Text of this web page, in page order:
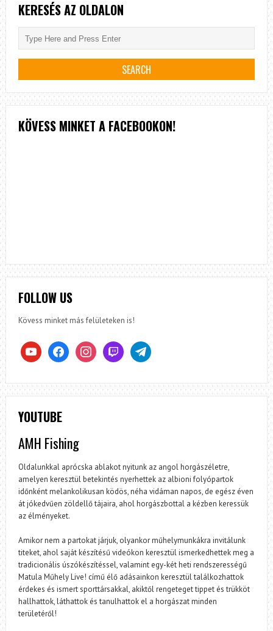
KERESÉS AZ OLDALON
KÖVESS MINKET A FACEBOOKON!
FOLLOW US
Kövess minket más felületeken is!
youtube facebookinstagramtwitch telegram
YOUTUBE
AMH Fishing
Oldalunkkal aprócska ablakot nyitunk az angol horgászéletre,
amelyen keresztül betekintés nyerhettek az albioni folyópartok
időnként melankolikusan ködös, néha vidáman napos, de egész éven
át jókedvűen zöldellő tájaira, ahol horgászbottal a kézben keressük
az élményeket.
Amikor nem a partokat járjuk, olyankor műhelymunkákra invitálunk
titeket, ahol saját készítésű videókon keresztül ismerkedhettek meg a
tradicionális úszókészítéssel, valamint egy-két heti rendszerességű
Matula Műhely Live! című élő adásainkon keresztül találkozhattok
érdekes és ismert sporttársakkal, akiktől rengeteget tippet és trükköt
hallhattok, láthattok és tanulhattok el a horgászat minden
területéről!